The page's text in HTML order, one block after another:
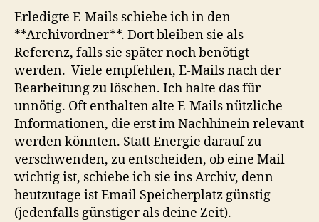
Erledigte E-Mails schiebe ich in den
**Archivordner**. Dort bleiben sie als
Referenz, falls sie später noch benötigt
werden. Viele empfehlen, E-Mails nach der
Bearbeitung zu löschen. Ich halte das für
unnötig. Oft enthalten alte E-Mails nützliche
Informationen, die erst im Nachhinein relevant
werden könnten. Statt Energie darauf zu
verschwenden, zu entscheiden, ob eine Mail
wichtig ist, schiebe ich sie ins Archiv, denn
heutzutage ist Email Speicherplatz günstig
(jedenfalls günstiger als deine Zeit).